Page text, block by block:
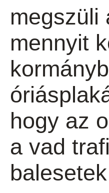
megszüli
mennyit
hogy az
a vad